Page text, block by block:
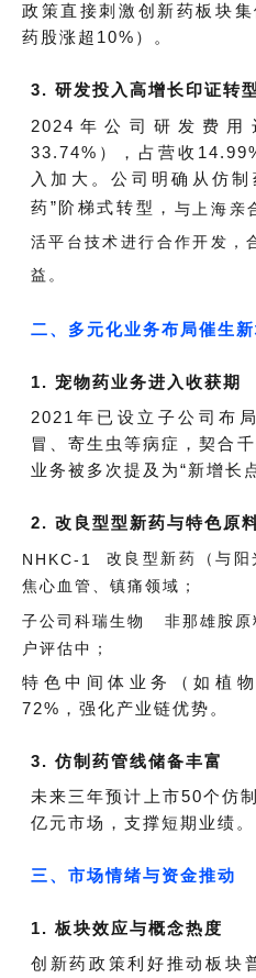
政策直接刺激创新药板块
药股涨超10%）。
3. 研发投入高增长印证转
2024年公司研发费
33.74%），占营收
入加大。公司明确从仿
药”阶梯式转型， 与 上海亲
活平台技术进行合作开发，
益。
二、多元化业务布局催生
1. 宠物药业务进入收获期
2021年已设立子公司布
冒、寄生虫等病症，契合
业务被多次提及为“新增长
2. 改良型型新药与特色原
NHKC-1
改良型新药（与
焦心血管、镇痛领域；
子公司 科瑞生物
非那雄胺
户评估中；
特色中间体业务（如植
72%，强化产业链优势。
3. 仿制药管线储备丰富
未来三年预计上市50个仿
亿元市场，支撑短期业绩。
三、市场情绪与资金推动
1. 板块效应与概念热度
创新药政策利好推动板块